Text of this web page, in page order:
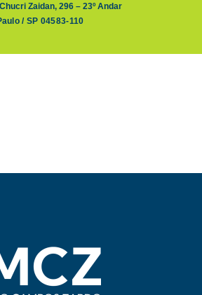
Zaidan, 296 – 23º Andar
/ SP 04583-110